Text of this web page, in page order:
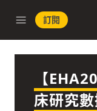
訂閱
【
床研究